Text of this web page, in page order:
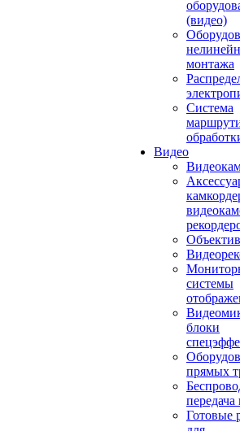
(видео)
монтажа
Система
Видео
системы
блоки
прямых
передача
Готовые